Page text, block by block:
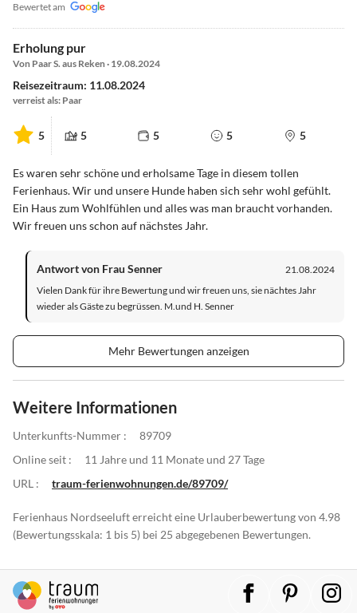
Bewertet am
Erholung pur
Von Paar S. aus Reken · 19.08.2024
Reisezeitraum: 11.08.2024
verreist als: Paar
5 5 5 5 5
Es waren sehr schöne und erholsame Tage in diesem tollen
Ferienhaus. Wir und unsere Hunde haben sich sehr wohl gefühlt.
Ein Haus zum Wohlfühlen und alles was man braucht vorhanden.
Wir freuen uns schon auf nächstes Jahr.
Antwort von Frau Senner
21.08.2024
Vielen Dank für ihre Bewertung und wir freuen uns, sie nächtes Jahr
wieder als Gäste zu begrüssen. M.und H. Senner
Mehr Bewertungen anzeigen
Weitere Informationen
Unterkunfts-Nummer :
89709
Online seit :
11 Jahre und 11 Monate und 27 Tage
URL :
traum-ferienwohnungen.de/89709/
Ferienhaus Nordseeluft erreicht eine Urlauberbewertung von 4.98
(Bewertungsskala: 1 bis 5) bei 25 abgegebenen Bewertungen.